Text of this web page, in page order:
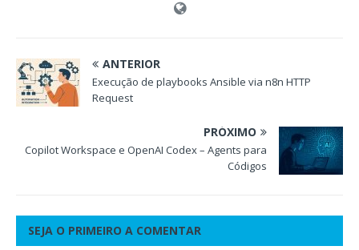
ANTERIOR
Execução de playbooks Ansible via n8n HTTP
Request
PRÓXIMO
Copilot Workspace e OpenAI Codex – Agents para
Códigos
SEJA O PRIMEIRO A COMENTAR